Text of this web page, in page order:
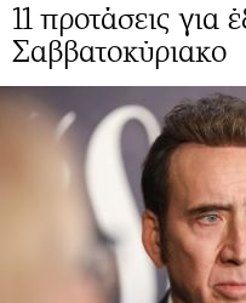
11 προτάσεις για
Σαββατοκύριακο